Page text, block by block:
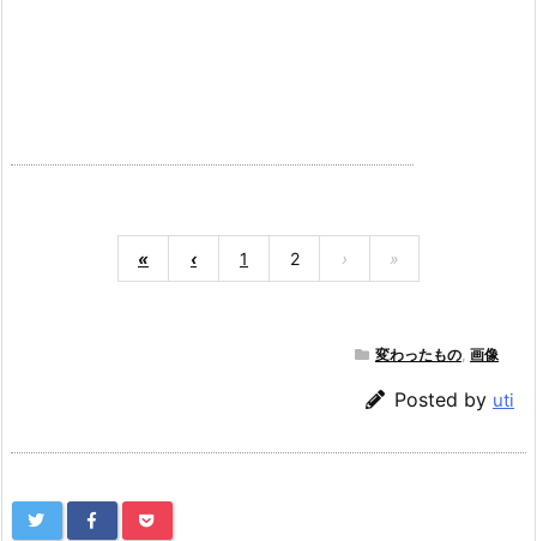
« ‹ 1 2 › »
変わったもの 画像
Posted by uti